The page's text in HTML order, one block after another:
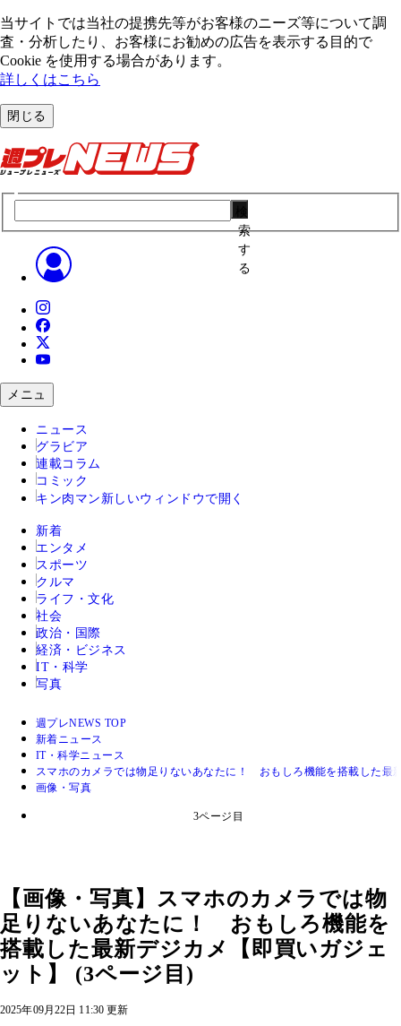
当サイトでは当社の提携先等がお客様のニーズ等について調
査・分析したり、お客様にお勧めの広告を表⽰する⽬的で
Cookie を使⽤する場合があります。
詳しくはこちら
閉じる
索
す
る
メニュ
ニュース
グラビア
連載コラム
コミック
キン肉マン 新しいウィンドウで開く
新着
エンタメ
スポーツ
クルマ
ライフ・文化
社会
政治・国際
経済・ビジネス
IT・科学
写真
週プレNEWS TOP
新着ニュース
IT・科学ニュース
スマホのカメラでは物足りないあなたに！ おもしろ機能を搭載した最
画像・写真
3ページ目
【画像・写真】スマホのカメラでは物
足りないあなたに！ おもしろ機能を
搭載した最新デジカメ【即買いガジェ
ット】 (3ページ目)
2025年09月22日 11:30 更新